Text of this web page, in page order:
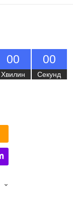
00
Хвилин
00
Секунд